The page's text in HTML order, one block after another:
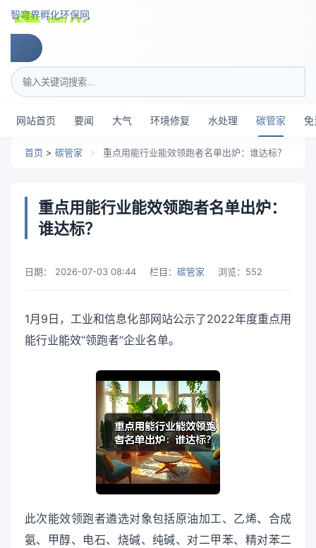
智穹界孵化环保网
搜索关键词
网站首页 要闻 大气 环境修复 水处理 碳管家 免
首页 > 碳管家 > 重点用能行业能效领跑者名单出炉：谁达标？
重点用能行业能效领跑者名单出炉：
谁达标？
日期： 2026-07-03 08:44 栏目： 碳管家 浏览： 552
1月9日，工业和信息化部网站公示了2022年度重点用
能行业能效“领跑者”企业名单。
此次能效领跑者遴选对象包括原油加工、乙烯、合成
氨、甲醇、电石、烧碱、纯碱、对二甲苯、精对苯二